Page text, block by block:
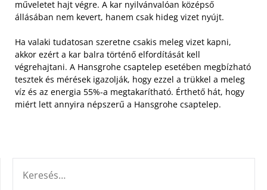
műveletet hajt végre. A kar nyilvánvalóan középső
állásában nem kevert, hanem csak hideg vizet nyújt.
Ha valaki tudatosan szeretne csakis meleg vizet kapni,
akkor ezért a kar balra történő elfordítását kell
végrehajtani. A Hansgrohe csaptelep esetében megbízható
tesztek és mérések igazolják, hogy ezzel a trükkel a meleg
víz és az energia 55%-a megtakarítható. Érthető hát, hogy
miért lett annyira népszerű a Hansgrohe csaptelep.